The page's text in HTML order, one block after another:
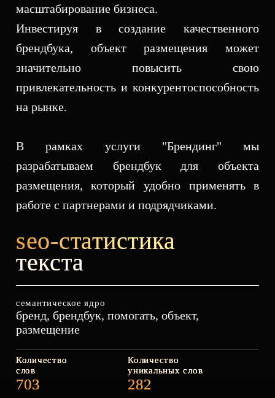
масштабирование бизнеса.
Инвестируя в создание качественного
брендбука, объект размещения может
значительно повысить свою
привлекательность и конкурентоспособность
на рынке.
В рамках услуги "Брендинг" мы
разрабатываем брендбук для объекта
размещения, который удобно применять в
seo-статистика
текста
семантическое ядро
бренд, брендбук, помогать, объект,
размещение
Количество
слов
703
Количество
уникальных слов
282